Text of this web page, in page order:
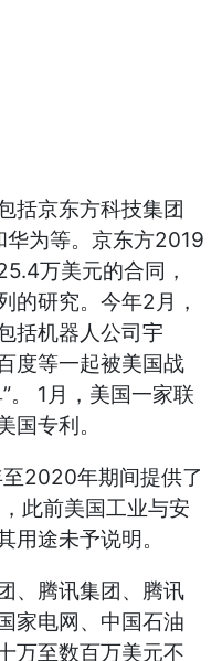
括京东方科技集团
为等。京东方2019
万美元的合同，
的研究。今年2月，
括机器人公司宇
度等一起被美国战
。 1月，美国一家联
国专利。
2020年期间提供了
此前美国工业与安
用途未予说明。
、腾讯集团、腾讯
家电网、中国石油
万至数百万美元不